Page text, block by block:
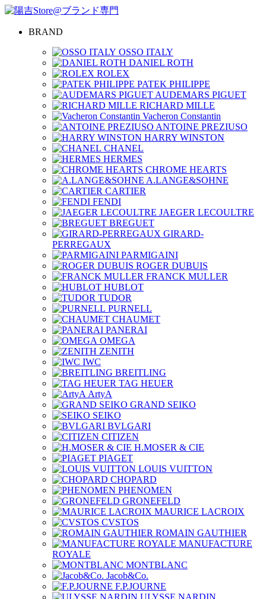
BRAND
OSSO ITALY
DANIEL ROTH
ROLEX
PATEK PHILIPPE
AUDEMARS PIGUET
RICHARD MILLE
Vacheron Constantin
ANTOINE PREZIUSO
HARRY WINSTON
CHANEL
HERMES
CHROME HEARTS
A.LANGE&SOHNE
CARTIER
FENDI
JAEGER LECOULTRE
BREGUET
GIRARD-
PERREGAUX
PARMIGAINI
ROGER DUBUIS
FRANCK MULLER
HUBLOT
TUDOR
PURNELL
CHAUMET
PANERAI
OMEGA
ZENITH
IWC
BREITLING
TAG HEUER
ArtyA
GRAND SEIKO
SEIKO
BVLGARI
CITIZEN
H.MOSER & CIE
PIAGET
LOUIS VUITTON
CHOPARD
PHENOMEN
GRONEFELD
MAURICE LACROIX
CVSTOS
ROMAIN GAUTHIER
MANUFACTURE
ROYALE
MONTBLANC
Jacob&Co.
F.P.JOURNE
ULYSSE NARDIN